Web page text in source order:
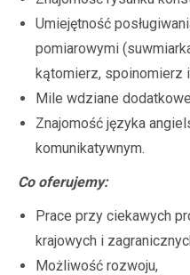
Umiejętność
pomiarowymi
kątomierz, spoinomierz
Mile wdziane dodatkowe
Znajomość języka
komunikatywnym.
Co oferujemy:
Prace przy ciekawych
krajowych i
Możliwość rozwoju,